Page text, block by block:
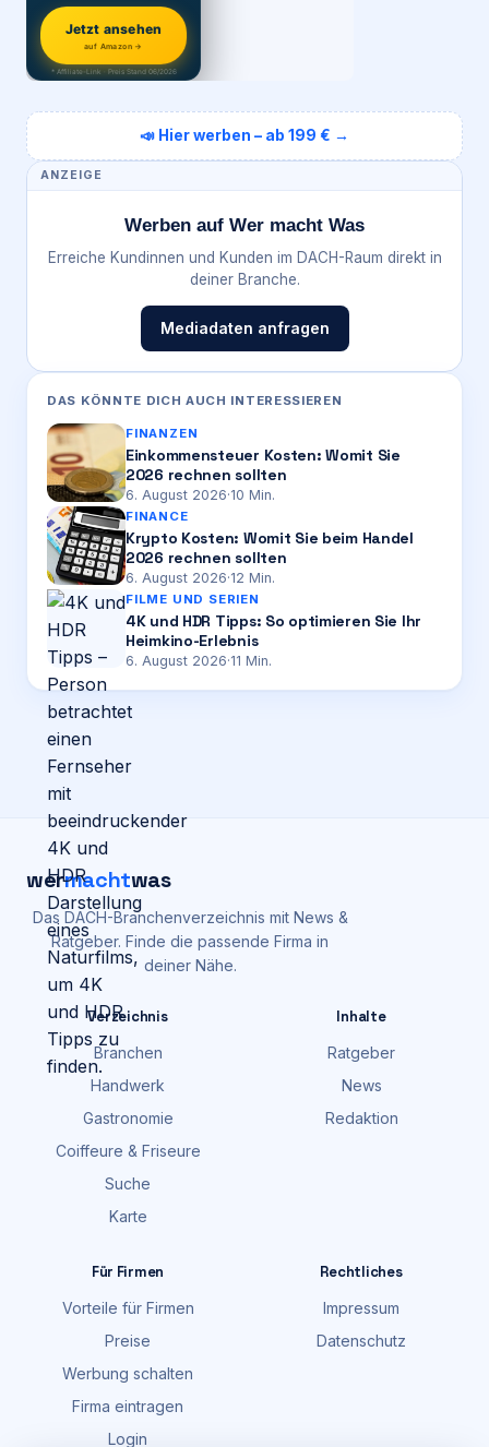
Jetzt ansehen
auf Amazon →
* Affiliate-Link · Preis Stand 06/2026
📣 Hier werben – ab 199 € →
ANZEIGE
Werben auf Wer macht Was
Erreiche Kundinnen und Kunden im DACH-Raum direkt in
deiner Branche.
Mediadaten anfragen
DAS KÖNNTE DICH AUCH INTERESSIEREN
FINANZEN
Einkommensteuer Kosten: Womit Sie
2026 rechnen sollten
6. August 2026·10 Min.
FINANCE
Krypto Kosten: Womit Sie beim Handel
2026 rechnen sollten
6. August 2026·12 Min.
FILME UND SERIEN
4K und HDR Tipps: So optimieren Sie Ihr
Heimkino-Erlebnis
6. August 2026·11 Min.
wermachtwas
Das DACH-Branchenverzeichnis mit News &
Ratgeber. Finde die passende Firma in
deiner Nähe.
Verzeichnis
Branchen
Handwerk
Gastronomie
Coiffeure & Friseure
Suche
Karte
Inhalte
Ratgeber
News
Redaktion
Für Firmen
Vorteile für Firmen
Preise
Werbung schalten
Firma eintragen
Login
Rechtliches
Impressum
Datenschutz